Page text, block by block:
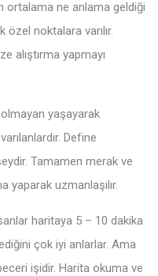
ortalama ne anlama geldiği
noktalara varılır.
alıştırma yapmayı
yaşayarak
Define
Tamamen merak ve
yaparak uzmanlaşılır.
haritaya 5 – 10 dakika
çok iyi anlarlar. Ama
işidir. Harita okuma ve